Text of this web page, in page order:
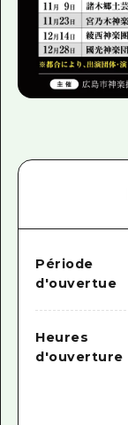
Période
d'ouvertue
Heures
d'ouverture